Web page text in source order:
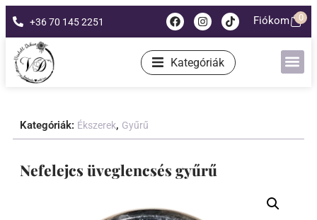
+36 70 145 2251 Fiókom 0
Kategóriák
Kategóriák: Ékszerek, Gyűrű
Nefelejcs üveglencsés gyűrű